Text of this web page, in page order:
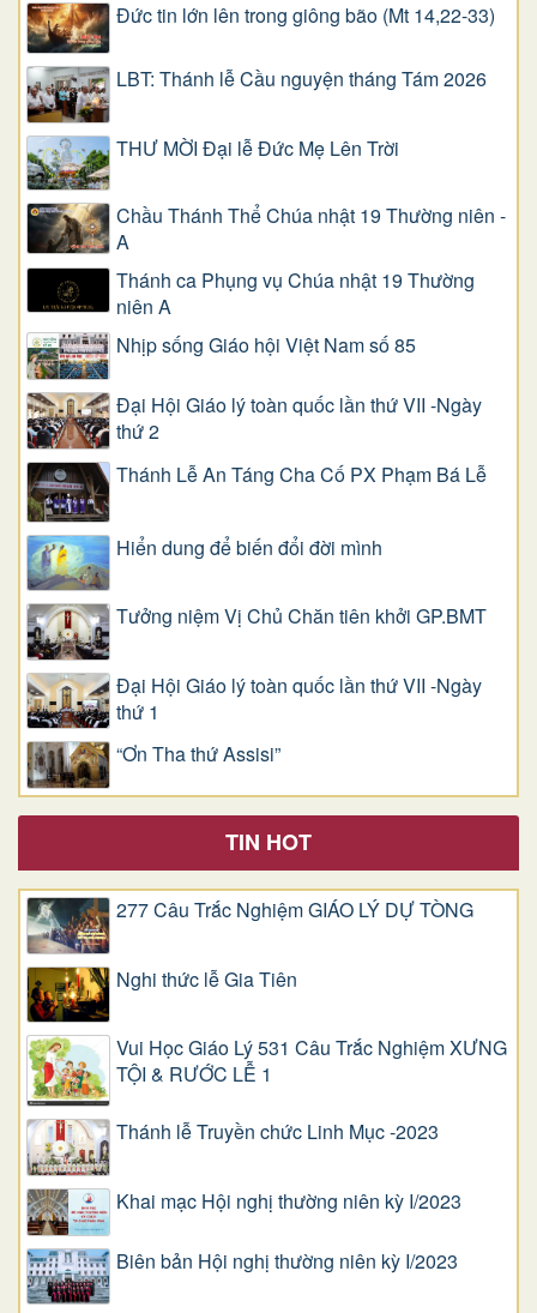
Đức tin lớn lên trong giông bão (Mt 14,22-33)
LBT: Thánh lễ Cầu nguyện tháng Tám 2026
THƯ MỜI Đại lễ Đức Mẹ Lên Trời
Chầu Thánh Thể Chúa nhật 19 Thường niên -
A
Thánh ca Phụng vụ Chúa nhật 19 Thường
niên A
Nhịp sống Giáo hội Việt Nam số 85
Đại Hội Giáo lý toàn quốc lần thứ VII -Ngày
thứ 2
Thánh Lễ An Táng Cha Cố PX Phạm Bá Lễ
Hiển dung để biến đổi đời mình
Tưởng niệm Vị Chủ Chăn tiên khởi GP.BMT
Đại Hội Giáo lý toàn quốc lần thứ VII -Ngày
thứ 1
“Ơn Tha thứ Assisi”
TIN HOT
277 Câu Trắc Nghiệm GIÁO LÝ DỰ TÒNG
Nghi thức lễ Gia Tiên
Vui Học Giáo Lý 531 Câu Trắc Nghiệm XƯNG
TỘI & RƯỚC LỄ 1
Thánh lễ Truyền chức Linh Mục -2023
Khai mạc Hội nghị thường niên kỳ I/2023
Biên bản Hội nghị thường niên kỳ I/2023